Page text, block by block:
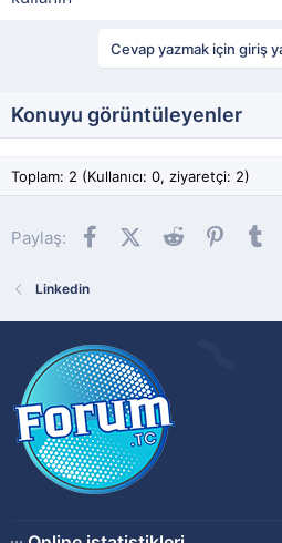
Cevap yazmak için giriş
Konuyu görüntüleyenler
Toplam: 2 (Kullanıcı: 0, ziyaretçi: 2)
Paylaş: FacebookX (Twitter)
Reddit
Linkedin